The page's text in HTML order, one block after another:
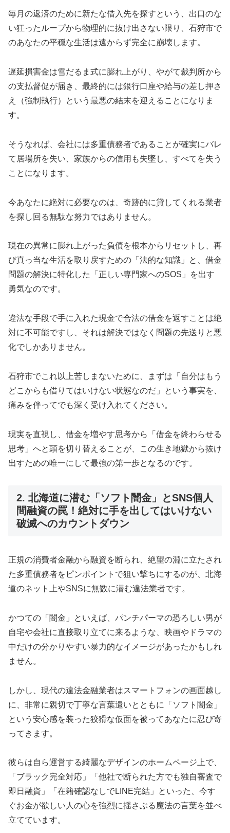
毎月の返済のために新たな借入先を探すという、出口のな
い狂ったループから物理的に抜け出さない限り、石狩市で
のあなたの平穏な生活は遠からず完全に崩壊します。
遅延損害金は雪だるま式に膨れ上がり、やがて裁判所から
の支払督促が届き、最終的には銀行口座や給与の差し押さ
え（強制執行）という最悪の結末を迎えることになりま
す。
そうなれば、会社には多重債務者であることが確実にバレ
て居場所を失い、家族からの信用も失墜し、すべてを失う
ことになります。
今あなたに絶対に必要なのは、奇跡的に貸してくれる業者
を探し回る無駄な努力ではありません。
現在の異常に膨れ上がった負債を根本からリセットし、再
び真っ当な生活を取り戻すための「法的な知識」と、借金
問題の解決に特化した「正しい専門家へのSOS」を出す
勇気なのです。
違法な手段で手に入れた現金で合法の借金を返すことは絶
対に不可能ですし、それは解決ではなく問題の先送りと悪
化でしかありません。
石狩市でこれ以上苦しまないために、まずは「自分はもう
どこからも借りてはいけない状態なのだ」という事実を、
痛みを伴ってでも深く受け入れてください。
現実を直視し、借金を増やす思考から「借金を終わらせる
思考」へと頭を切り替えることが、この生き地獄から抜け
出すための唯一にして最強の第一歩となるのです。
2. 北海道に潜む「ソフト闇金」とSNS個人
間融資の罠！絶対に手を出してはいけない
破滅へのカウントダウン
正規の消費者金融から融資を断られ、絶望の淵に立たされ
た多重債務者をピンポイントで狙い撃ちにするのが、北海
道のネット上やSNSに無数に潜む違法業者です。
かつての「闇金」といえば、パンチパーマの恐ろしい男が
自宅や会社に直接取り立てに来るような、映画やドラマの
中だけの分かりやすい暴力的なイメージがあったかもしれ
ません。
しかし、現代の違法金融業者はスマートフォンの画面越し
に、非常に親切で丁寧な言葉遣いとともに「ソフト闇金」
という安心感を装った狡猾な仮面を被ってあなたに忍び寄
ってきます。
彼らは自ら運営する綺麗なデザインのホームページ上で、
「ブラック完全対応」「他社で断られた方でも独自審査で
即日融資」「在籍確認なしでLINE完結」といった、今す
ぐお金が欲しい人の心を強烈に揺さぶる魔法の言葉を並べ
立てています。